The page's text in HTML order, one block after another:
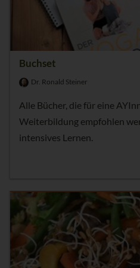
Buchset
Dr. Ronald Steiner
Alle Bücher, die für eine
Weiterbildung empfohlen
intensives Lernen.